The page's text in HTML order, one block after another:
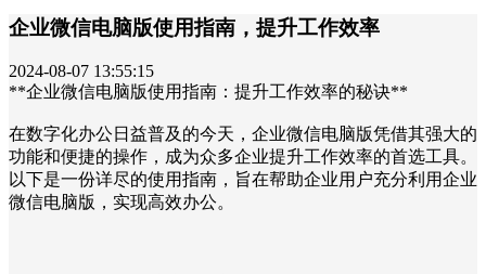
企业微信电脑版使用指南，提升工作效率
2024-08-07 13:55:15
**企业微信电脑版使用指南：提升工作效率的秘诀**
在数字化办公日益普及的今天，企业微信电脑版凭借其强大的
功能和便捷的操作，成为众多企业提升工作效率的首选工具。
以下是一份详尽的使用指南，旨在帮助企业用户充分利用企业
微信电脑版，实现高效办公。